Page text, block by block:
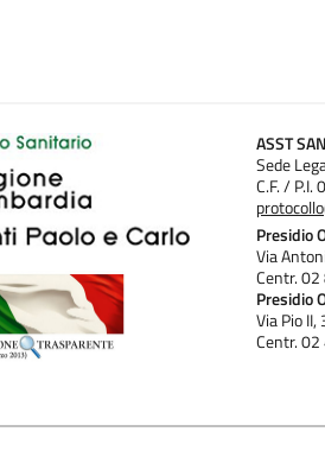
ASST
Sede
C.F. /
Presidio
Via
Centr.
Presidio
Via Pio
Centr.